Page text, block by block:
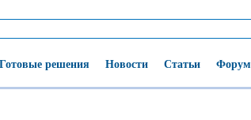
Готовые решения Новости Статьи Форум